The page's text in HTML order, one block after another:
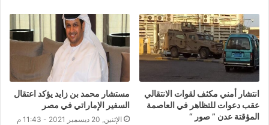
انتشار أمني مكثف لقوات الانتقالي
عقب دعوات للتظاهر في العاصمة
المؤقتة عدن ” صور “
مستشار محمد بن زايد يؤكد اعتقال
السفير الإماراتي في مصر
الإثنين, 20 ديسمبر 2021 - 11:43 م